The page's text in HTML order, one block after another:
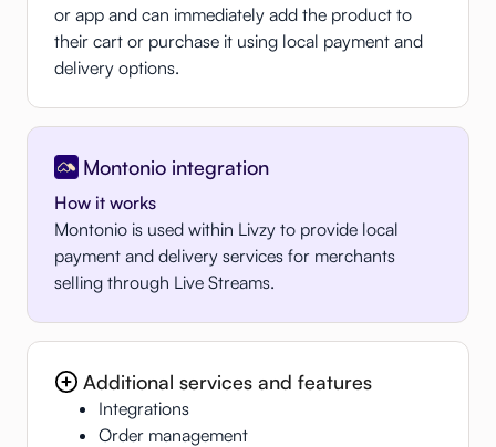
or app and can immediately add the product to
their cart or purchase it using local payment and
delivery options.
Montonio integration
How it works
Montonio is used within Livzy to provide local
payment and delivery services for merchants
selling through Live Streams.
Additional services and features
Integrations
Order management